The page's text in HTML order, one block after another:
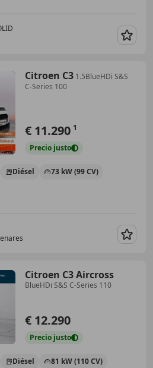
Citroen C3 1.5BlueHDi S&S
C-Series 100
€ 11.290 1
Precio justo
Diésel 73 kW (99 CV)
Citroen C3 Aircross
BlueHDi S&S C-Series 110
€ 12.290
Precio justo
Diésel 81 kW (110 CV)